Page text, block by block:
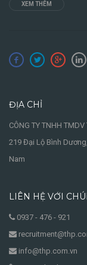
XEM THÊM
ĐỊA CHỈ
CÔNG TY TNHH TMDV
219 Đại Lộ Bình
Nam
LIÊN HỆ VỚI
0937 - 476 - 921
info@thp.com.vn